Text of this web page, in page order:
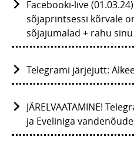
Facebooki-live
sõjaprintsessi kõrvale
sõjajumalad + rahu sinu
Telegrami järjejutt:
JÄRELVAATAMINE!
ja Eveliniga